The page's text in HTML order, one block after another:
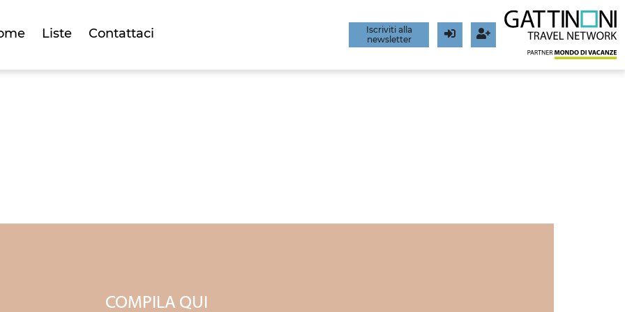
Liste Contattaci
Iscriviti alla
newsletter
Registrati
COMPILA QUI